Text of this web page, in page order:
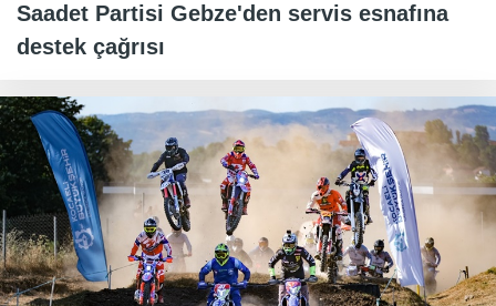
Saadet Partisi Gebze'den servis esnafına
destek çağrısı